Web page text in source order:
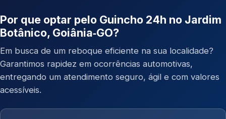
Por que optar pelo Guincho 24h no Jardim
Botânico, Goiânia‑GO?
Em busca de um reboque eficiente na sua localidade?
Garantimos rapidez em ocorrências automotivas,
entregando um atendimento seguro, ágil e com valores
acessíveis.